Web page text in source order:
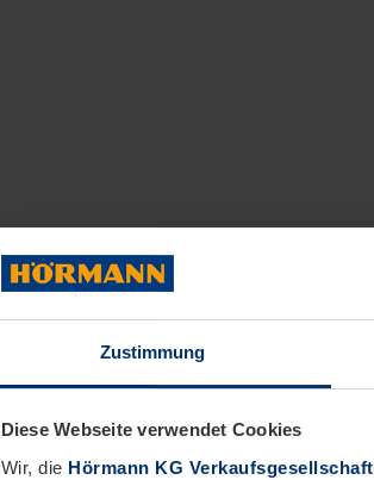
Zustimmung
Diese Webseite verwendet Cookies
Wir, die Hörmann KG Verkaufsgesellschaft